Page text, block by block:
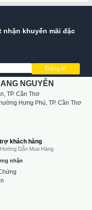
khuyến mãi đặc
Đăng kí
NGUYỄN
TP. Cần Thơ
Hưng Phú, TP. Cần Thơ
khách hàng
Hướng Dẫn Mua Hàng
nhận